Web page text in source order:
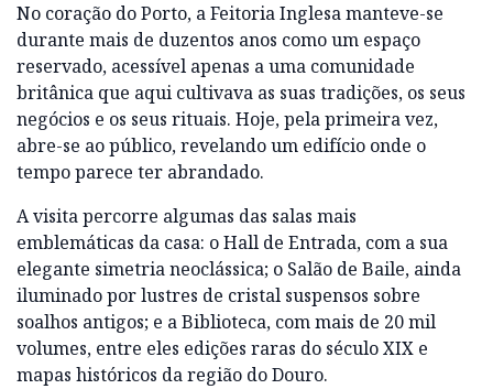
No coração do Porto, a Feitoria Inglesa manteve-se
durante mais de duzentos anos como um espaço
reservado, acessível apenas a uma comunidade
britânica que aqui cultivava as suas tradições, os seus
negócios e os seus rituais. Hoje, pela primeira vez,
abre-se ao público, revelando um edifício onde o
tempo parece ter abrandado.
A visita percorre algumas das salas mais
emblemáticas da casa: o Hall de Entrada, com a sua
elegante simetria neoclássica; o Salão de Baile, ainda
iluminado por lustres de cristal suspensos sobre
soalhos antigos; e a Biblioteca, com mais de 20 mil
volumes, entre eles edições raras do século XIX e
mapas históricos da região do Douro.